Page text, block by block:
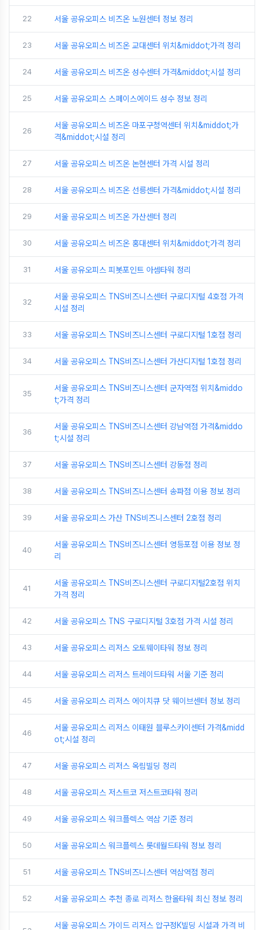
22 서울 공유오피스 비즈온 노원센터 정보 정리
23 서울 공유오피스 비즈온 교대센터 위치&middot;가격 정리
24 서울 공유오피스 비즈온 성수센터 가격&middot;시설 정리
25 서울 공유오피스 스페이스에이드 성수 정보 정리
26
서울 공유오피스 비즈온 마포구청역센터 위치&middot;가
격&middot;시설 정리
27 서울 공유오피스 비즈온 논현센터 가격 시설 정리
28 서울 공유오피스 비즈온 선릉센터 가격&middot;시설 정리
29 서울 공유오피스 비즈온 가산센터 정리
30 서울 공유오피스 비즈온 홍대센터 위치&middot;가격 정리
31 서울 공유오피스 피봇포인트 아셈타워 정리
32
서울 공유오피스 TNS비즈니스센터 구로디지털 4호점 가격
시설 정리
33 서울 공유오피스 TNS비즈니스센터 구로디지털 1호점 정리
34 서울 공유오피스 TNS비즈니스센터 가산디지털 1호점 정리
35
서울 공유오피스 TNS비즈니스센터 군자역점 위치&middo
t;가격 정리
36
서울 공유오피스 TNS비즈니스센터 강남역점 가격&middo
t;시설 정리
37 서울 공유오피스 TNS비즈니스센터 강동점 정리
38 서울 공유오피스 TNS비즈니스센터 송파점 이용 정보 정리
39 서울 공유오피스 가산 TNS비즈니스센터 2호점 정리
40
서울 공유오피스 TNS비즈니스센터 영등포점 이용 정보 정
리
41
서울 공유오피스 TNS비즈니스센터 구로디지털2호점 위치
가격 정리
42 서울 공유오피스 TNS 구로디지털 3호점 가격 시설 정리
43 서울 공유오피스 리저스 오토웨이타워 정보 정리
44 서울 공유오피스 리저스 트레이드타워 서울 기준 정리
45 서울 공유오피스 리저스 에이치큐 닷 웨이브센터 정보 정리
46
서울 공유오피스 리저스 이태원 블루스카이센터 가격&midd
ot;시설 정리
47 서울 공유오피스 리저스 옥림빌딩 정리
48 서울 공유오피스 저스트코 저스트코타워 정리
49 서울 공유오피스 워크플렉스 역삼 기준 정리
50 서울 공유오피스 워크플렉스 롯데월드타워 정보 정리
51 서울 공유오피스 TNS비즈니스센터 역삼역점 정리
52 서울 공유오피스 추천 종로 리저스 한올타워 최신 정보 정리
서울 공유오피스 가이드 리저스 압구정K빌딩 시설과 가격 비